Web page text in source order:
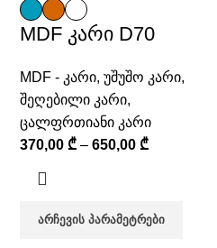
MDF კარი D70
MDF - კარი, უშუშო კარი,
შეღებილი კარი,
ცალფრთიანი კარი
370,00 ₾ – 650,00 ₾
ᲐᲠᲩᲔᲕᲘᲡ ᲞᲐᲠᲐᲛᲔᲢᲠᲔᲑᲘ